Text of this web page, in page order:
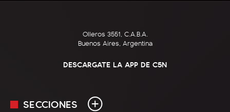
Olleros 3551, C.A.B.A.
Buenos Aires, Argentina
DESCARGATE LA APP DE C5N
SECCIONES